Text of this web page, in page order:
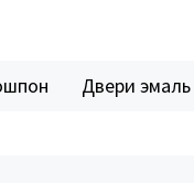
Двери эмаль